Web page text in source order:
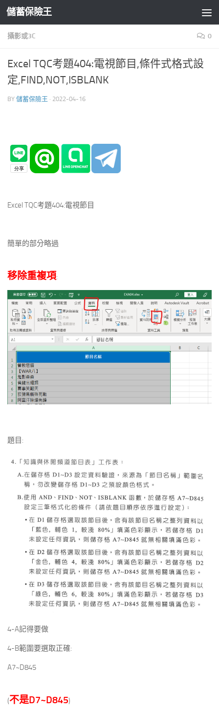
Skip to content
儲蓄保險王
攝影或3C 0
Excel TQC考題404:電視節目,條件式格式設
定,FIND,NOT,ISBLANK
BY 儲蓄保險王 · 2022-04-16
Excel TQC考題404:電視節目
簡單的部分略過
移除重複項:
題目:
4-A記得要做
4-B範圍要選取正確:
A7~D845
(不是D7~D845)